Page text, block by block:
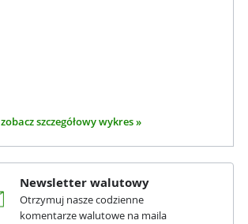
zobacz szczegółowy wykres »
Newsletter walutowy
Otrzymuj nasze codzienne
komentarze walutowe na maila